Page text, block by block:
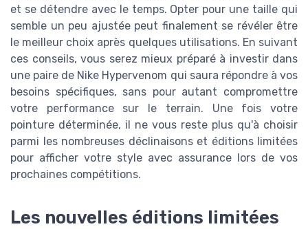
et se détendre avec le temps. Opter pour une taille qui
semble un peu ajustée peut finalement se révéler être
le meilleur choix après quelques utilisations. En suivant
ces conseils, vous serez mieux préparé à investir dans
une paire de Nike Hypervenom qui saura répondre à vos
besoins spécifiques, sans pour autant compromettre
votre performance sur le terrain. Une fois votre
pointure déterminée, il ne vous reste plus qu'à choisir
parmi les nombreuses déclinaisons et éditions limitées
pour afficher votre style avec assurance lors de vos
prochaines compétitions.
Les nouvelles éditions limitées